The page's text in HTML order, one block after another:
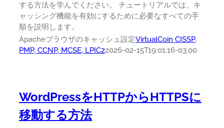
する方法を学んでください。 チュートリアルでは、キ
ャッシング機能を有効にするために必要なすべての手
順を説明します。
Apacheブラウザのキャッシュ設定VirtualCoin CISSP,
PMP, CCNP, MCSE, LPIC22026-02-15T19:01:16-03:00
WordPressをHTTPからHTTPSに
移動する方法